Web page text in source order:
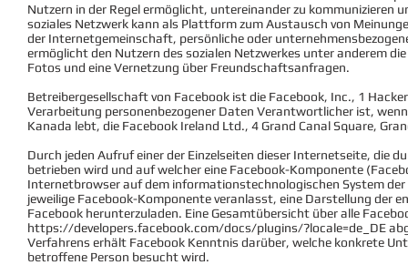
Nutzern in der Regel ermöglicht, untereinander zu kommunizieren
soziales Netzwerk kann als Plattform zum Austausch von
der Internetgemeinschaft, persönliche oder
ermöglicht den Nutzern des sozialen Netzwerkes unter anderem
Fotos und eine Vernetzung über Freundschaftsanfragen.
Betreibergesellschaft von Facebook ist die Facebook, Inc., 1
Verarbeitung personenbezogener Daten Verantwortlicher ist,
Kanada lebt, die Facebook Ireland Ltd., 4 Grand Canal Square,
Durch jeden Aufruf einer der Einzelseiten dieser Internetseite, die
betrieben wird und auf welcher eine Facebook-Komponente
Internetbrowser auf dem informationstechnologischen System
jeweilige Facebook-Komponente veranlasst, eine Darstellung der
Facebook herunterzuladen. Eine Gesamtübersicht über alle
https://developers.facebook.com/docs/plugins/?locale=de_DE
Verfahrens erhält Facebook Kenntnis darüber, welche konkrete
betroffene Person besucht wird.